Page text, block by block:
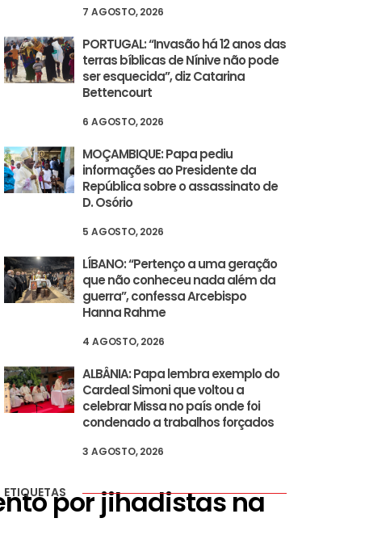
por jihadistas na
7 AGOSTO, 2026
PORTUGAL: “Invasão há 12 anos das
terras bíblicas de Nínive não pode
ser esquecida”, diz Catarina
Bettencourt
6 AGOSTO, 2026
MOÇAMBIQUE: Papa pediu
informações ao Presidente da
República sobre o assassinato de
D. Osório
5 AGOSTO, 2026
LÍBANO: “Pertenço a uma geração
que não conheceu nada além da
guerra”, confessa Arcebispo
Hanna Rahme
4 AGOSTO, 2026
ALBÂNIA: Papa lembra exemplo do
Cardeal Simoni que voltou a
celebrar Missa no país onde foi
condenado a trabalhos forçados
3 AGOSTO, 2026
ETIQUETAS